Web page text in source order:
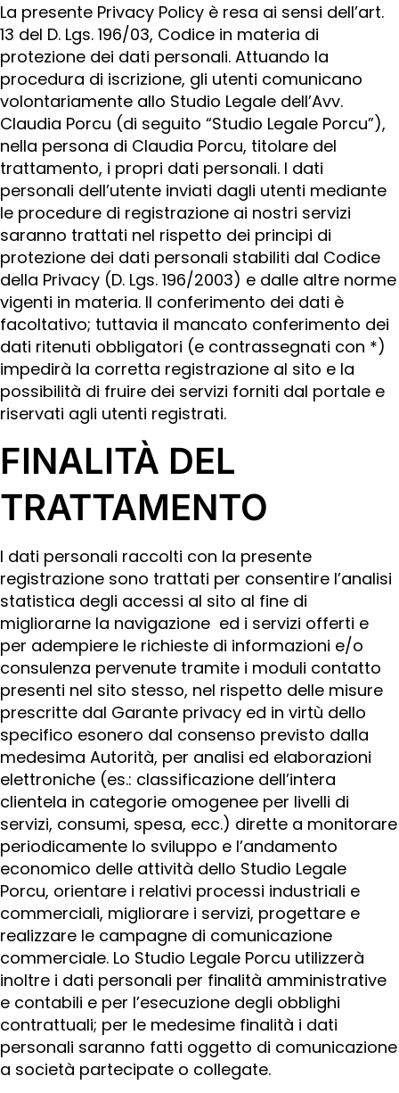
La presente Privacy Policy è resa ai sensi dell’art.
13 del D. Lgs. 196/03, Codice in materia di
protezione dei dati personali. Attuando la
procedura di iscrizione, gli utenti comunicano
volontariamente allo Studio Legale dell’Avv.
Claudia Porcu (di seguito “Studio Legale Porcu”),
nella persona di Claudia Porcu, titolare del
trattamento, i propri dati personali. I dati
personali dell’utente inviati dagli utenti mediante
le procedure di registrazione ai nostri servizi
saranno trattati nel rispetto dei principi di
protezione dei dati personali stabiliti dal Codice
della Privacy (D. Lgs. 196/2003) e dalle altre norme
vigenti in materia. Il conferimento dei dati è
facoltativo; tuttavia il mancato conferimento dei
dati ritenuti obbligatori (e contrassegnati con *)
impedirà la corretta registrazione al sito e la
possibilità di fruire dei servizi forniti dal portale e
riservati agli utenti registrati.
FINALITÀ DEL
TRATTAMENTO
I dati personali raccolti con la presente
registrazione sono trattati per consentire l’analisi
statistica degli accessi al sito al fine di
migliorarne la navigazione ed i servizi offerti e
per adempiere le richieste di informazioni e/o
consulenza pervenute tramite i moduli contatto
presenti nel sito stesso, nel rispetto delle misure
prescritte dal Garante privacy ed in virtù dello
specifico esonero dal consenso previsto dalla
medesima Autorità, per analisi ed elaborazioni
elettroniche (es.: classificazione dell’intera
clientela in categorie omogenee per livelli di
servizi, consumi, spesa, ecc.) dirette a monitorare
periodicamente lo sviluppo e l’andamento
economico delle attività dello Studio Legale
Porcu, orientare i relativi processi industriali e
commerciali, migliorare i servizi, progettare e
realizzare le campagne di comunicazione
commerciale. Lo Studio Legale Porcu utilizzerà
inoltre i dati personali per finalità amministrative
e contabili e per l’esecuzione degli obblighi
contrattuali; per le medesime finalità i dati
personali saranno fatti oggetto di comunicazione
a società partecipate o collegate.